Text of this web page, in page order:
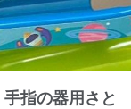
指の器用さと